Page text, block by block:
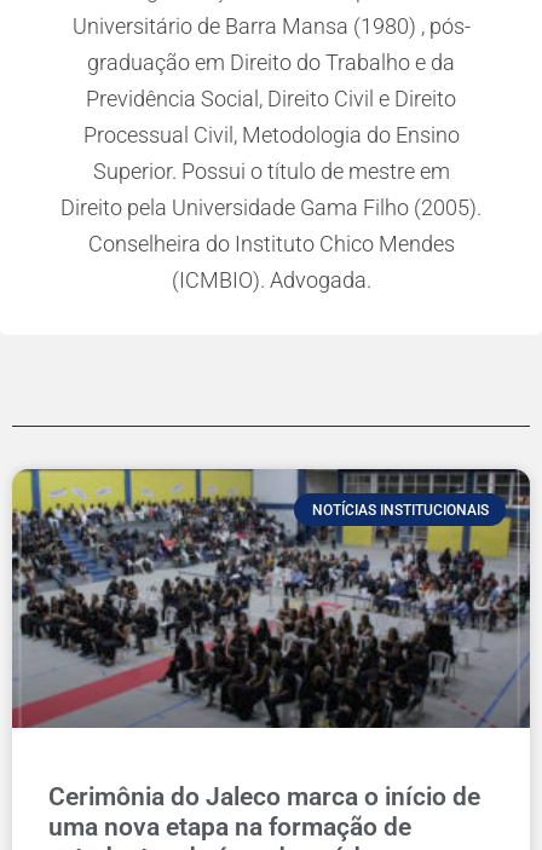
Universitário de Barra Mansa (1980) , pós-
graduação em Direito do Trabalho e da
Previdência Social, Direito Civil e Direito
Processual Civil, Metodologia do Ensino
Superior. Possui o título de mestre em
Direito pela Universidade Gama Filho (2005).
Conselheira do Instituto Chico Mendes
(ICMBIO). Advogada.
NOTÍCIAS INSTITUCIONAIS
Cerimônia do Jaleco marca o início de
uma nova etapa na formação de